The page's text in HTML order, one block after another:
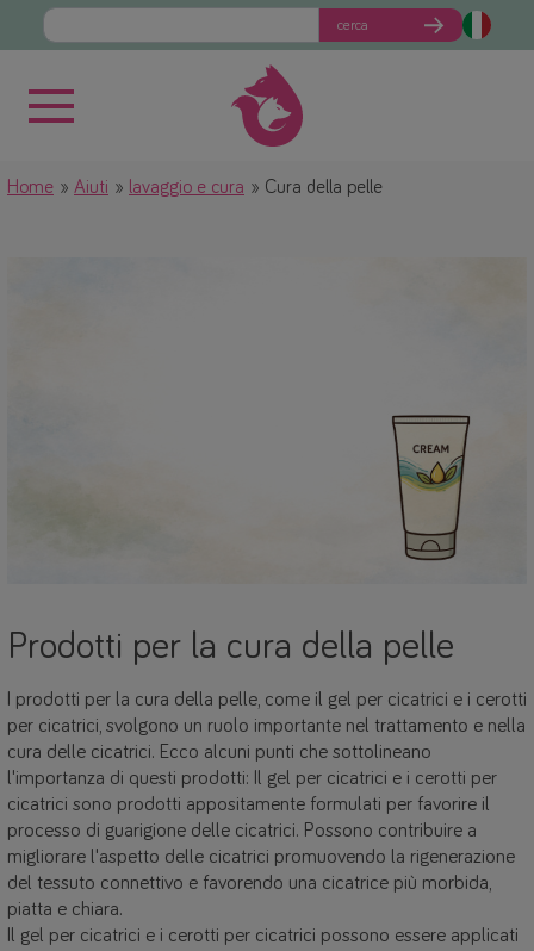
cerca
Home Aiuti lavaggio e cura Cura della pelle
Prodotti per la cura della pelle
I prodotti per la cura della pelle, come il gel per cicatrici e i cerotti
per cicatrici, svolgono un ruolo importante nel trattamento e nella
cura delle cicatrici. Ecco alcuni punti che sottolineano
l'importanza di questi prodotti: Il gel per cicatrici e i cerotti per
cicatrici sono prodotti appositamente formulati per favorire il
processo di guarigione delle cicatrici. Possono contribuire a
migliorare l'aspetto delle cicatrici promuovendo la rigenerazione
del tessuto connettivo e favorendo una cicatrice più morbida,
piatta e chiara.
Il gel per cicatrici e i cerotti per cicatrici possono essere applicati